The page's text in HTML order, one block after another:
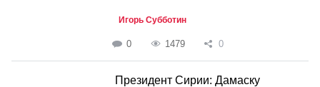
Игорь Субботин
0 1479 0
Президент Сирии: Дамаску